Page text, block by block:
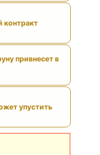
контракт
привнесет в
упустить